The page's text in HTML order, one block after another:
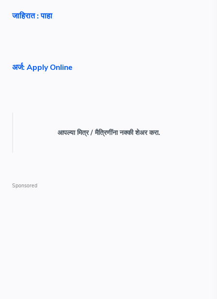
जाहिरात : पाहा
अर्ज: Apply Online
आपल्या मित्र / मैत्रिणींना नक्की शेअर करा.